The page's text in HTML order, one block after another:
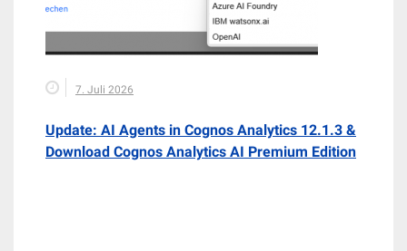
7. Juli 2026
Update: AI Agents in Cognos Analytics 12.1.3 &
Download Cognos Analytics AI Premium Edition